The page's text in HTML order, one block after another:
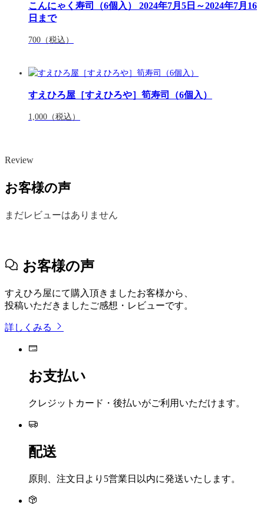
こんにゃく寿司（6個入） 2024年7月5日～2024年7月16
日まで
700 （税込）
すえひろ屋［すえひろや］筍寿司（6個入）
1,000 （税込）
Review
お客様の声
まだレビューはありません
お客様の声
すえひろ屋にて購入頂きましたお客様から、
投稿いただきましたご感想・レビューです。
詳しくみる
お支払い
クレジットカード・後払いがご利用いただけます。
配送
原則、注文日より5営業日以内に発送いたします。